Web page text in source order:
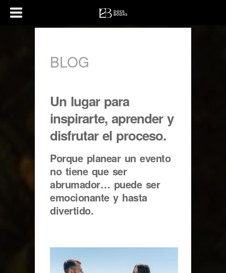
BLOG
Un lugar para
inspirarte, aprender y
disfrutar el proceso.
Porque planear un evento
no tiene que ser
abrumador… puede ser
emocionante y hasta
divertido.